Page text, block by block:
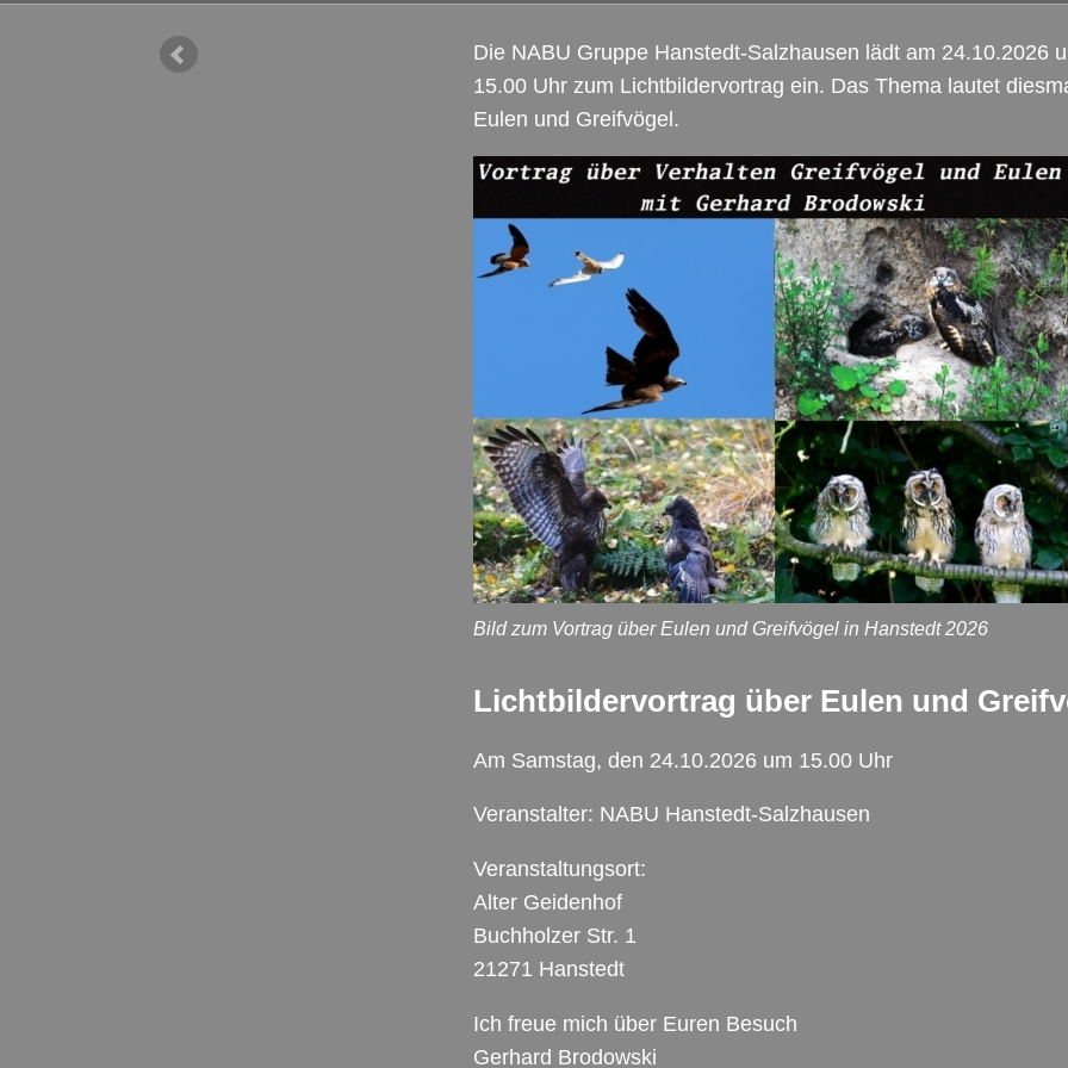
Die NABU Gruppe Hanstedt-Salzhausen lädt am 24.10.2026
15.00 Uhr zum Lichtbildervortrag ein. Das Thema lautet
Eulen und Greifvögel.
Bild zum Vortrag über Eulen und Greifvögel in Hanstedt 2026
Lichtbildervortrag über Eulen und
Am Samstag, den 24.10.2026 um 15.00 Uhr
Veranstalter: NABU Hanstedt-Salzhausen
Veranstaltungsort:
Alter Geidenhof
Buchholzer Str. 1
21271 Hanstedt
Ich freue mich über Euren Besuch
Gerhard Brodowski